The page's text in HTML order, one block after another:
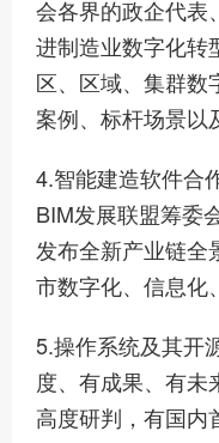
会各界的政企代表
进制造业数字化转
区、区域、集群数
案例、标杆场景以
4.智能建造软件合
BIM发展联盟筹委
发布全新产业链全
市数字化、信息化
5.操作系统及其开
度、有成果、有
高度研判，有国内